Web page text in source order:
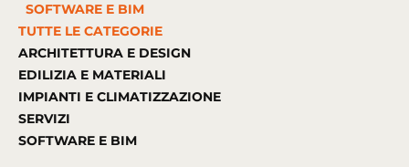
SOFTWARE E BIM
TUTTE LE CATEGORIE
ARCHITETTURA E DESIGN
EDILIZIA E MATERIALI
IMPIANTI E CLIMATIZZAZIONE
SERVIZI
SOFTWARE E BIM